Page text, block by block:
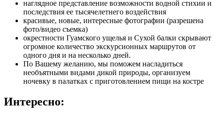
наглядное представление возможности водной стихии и
последствия ее тысячелетнего воздействия
красивые, новые, интересные фотографии (разрешена
фото/видео съемка)
окрестности Гуамского ущелья и Сухой балки скрывают
огромное количество экскурсионных маршрутов от
одного дня и на несколько дней.
По Вашему желанию, мы поможем насладиться
необъятными видами дикой природы, организуем
ночевку в палатках с приготовлением пищи на костре
Интересно: